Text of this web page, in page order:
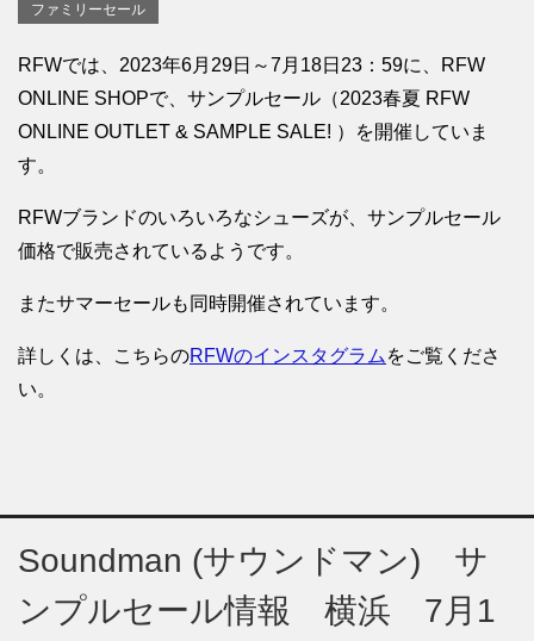
ファミリーセール
RFWでは、2023年6月29日～7月18日23：59に、RFW
ONLINE SHOPで、サンプルセール（2023春夏 RFW
ONLINE OUTLET & SAMPLE SALE! ）を開催していま
す。
RFWブランドのいろいろなシューズが、サンプルセール
価格で販売されているようです。
またサマーセールも同時開催されています。
詳しくは、こちらのRFWのインスタグラム をご覧くださ
い。
Soundman (サウンドマン) サ
ンプルセール情報 横浜 7月1